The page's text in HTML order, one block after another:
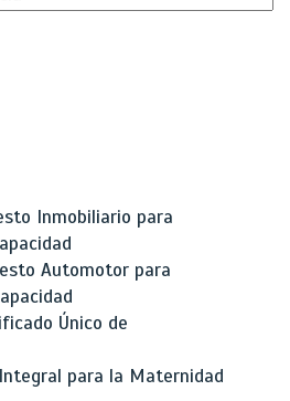
Inmobiliario para
Automotor para
Único de
para la Maternidad